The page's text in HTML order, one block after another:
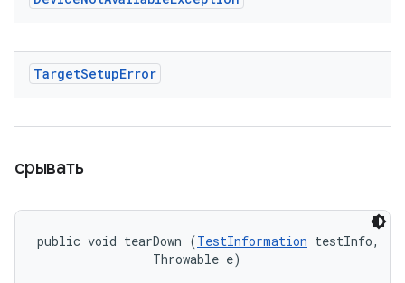
TargetSetupError
срывать
public void tearDown (TestInformation testInfo,
                Throwable e)